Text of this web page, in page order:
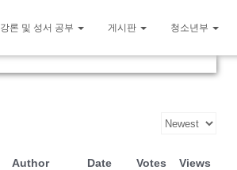
강론 및 성서 공부 게시판 청소년부
Author Date Votes Views